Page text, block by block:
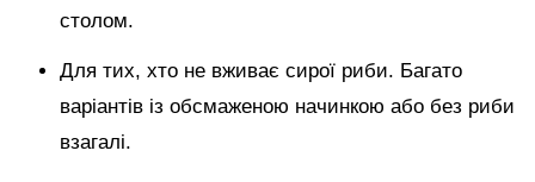
столом.
Для тих, хто не вживає сирої риби. Багато
варіантів із обсмаженою начинкою або без риби
взагалі.